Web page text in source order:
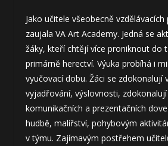
Jako učitele všeobecně
zaujala VA Art Academy. Jedná se
žáky, kteří chtějí více proniknout do
primárně herectví. Výuka probíhá i
vyučovací dobu. Žáci se zdokonalují
vyjadřování, výslovnosti,
komunikačních a prezentačních
hudbě, malířství, pohybovým
v týmu. Zajímavým postřehem